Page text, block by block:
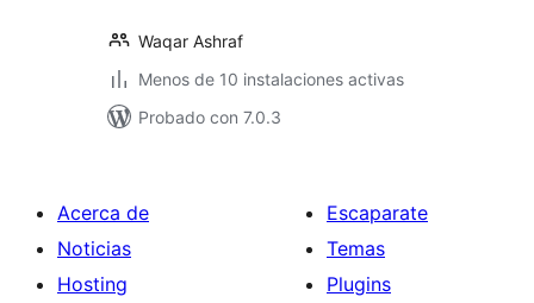
Waqar Ashraf
Menos de 10 instalaciones activas
Probado con 7.0.3
Acerca de
Noticias
Hosting
Escaparate
Temas
Plugins